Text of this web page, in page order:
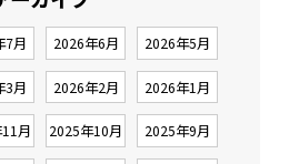
7月 2026年6月 2026年5月
3月 2026年2月 2026年1月
月 2025年10月 2025年9月